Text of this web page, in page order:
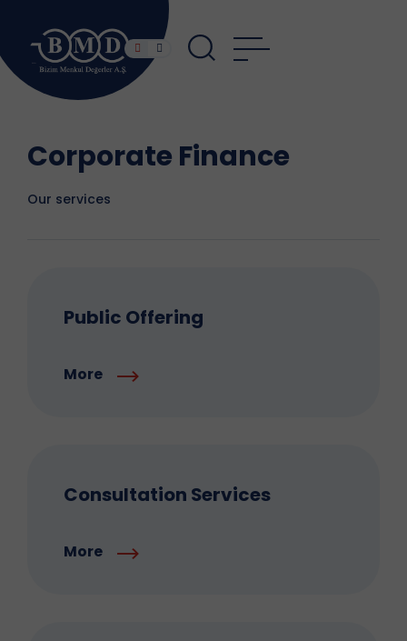
Corporate Finance
Our services
Public Offering
More
Consultation Services
More